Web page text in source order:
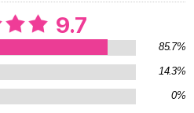
을 꼭 다물고 속으로만 끙끙댔어요.
터질 것처럼 아프기도 했어요. 어차
고 포기한 적이 많았지요. 그러다
런데 말이에요. 지금 생각하니까 나
더라고요. 햇빛 하나 들지 않던 작은
9.7
85.7%
14.3%
0%